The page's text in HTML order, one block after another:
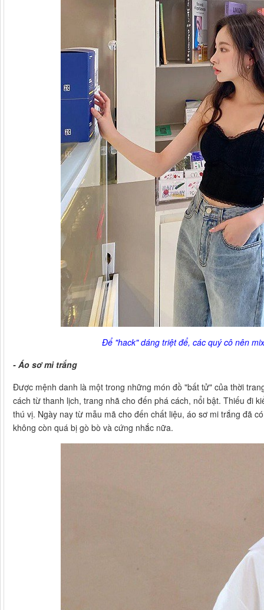
Để "hack" dáng triệt để, các quý cô nên
- Áo sơ mi trắng
Được mệnh danh là một trong những món đồ "bất tử" của thời
cách từ thanh lịch, trang nhã cho đến phá cách, nổi bật. Thiếu đi
thú vị. Ngày nay từ mẫu mã cho đến chất liệu, áo sơ mi trắng đã
không còn quá bị gò bò và cứng nhắc nữa.